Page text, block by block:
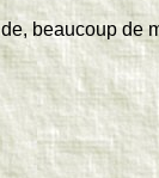
beaucoup de